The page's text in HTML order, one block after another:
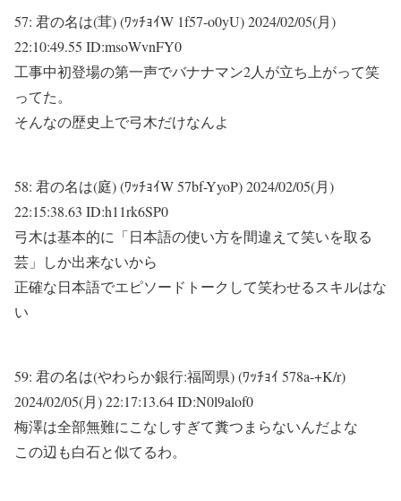
57: 君の名は(茸) (ﾜｯﾁｮｲW 1f57-o0yU)2024/02/05(月)
22:10:49.55 ID:msoWvnFY0
工事中初登場の第一声でバナナマン2人が立ち上がって笑
ってた。
そんなの歴史上で弓木だけなんよ
58: 君の名は(庭) (ﾜｯﾁｮｲW 57bf-YyoP)2024/02/05(月)
22:15:38.63 ID:h11rk6SP0
弓木は基本的に「日本語の使い方を間違えて笑いを取る
芸」しか出来ないから
正確な日本語でエピソードトークして笑わせるスキルはな
い
59: 君の名は(やわらか銀行:福岡県) (ﾜｯﾁｮｲ 578a-+K/r)
2024/02/05(月) 22:17:13.64 ID:N0l9alof0
梅澤は全部無難にこなしすぎて糞つまらないんだよな
この辺も白石と似てるわ。